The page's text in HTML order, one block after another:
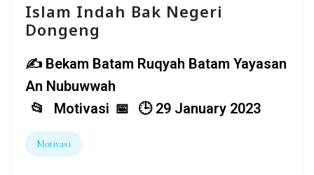
Islam Indah Bak Negeri
Dongeng
Bekam Batam Ruqyah Batam Yayasan
An Nubuwwah
Motivasi
29 January 2023
Motivasi